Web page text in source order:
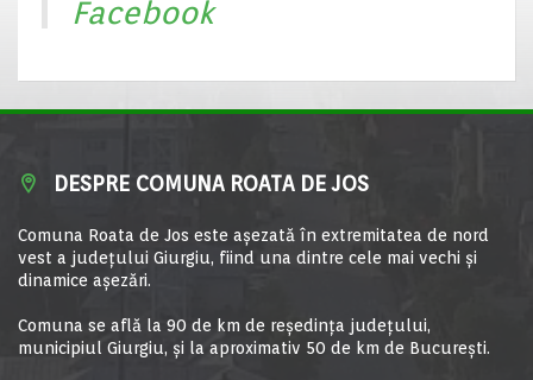
Facebook
DESPRE COMUNA ROATA DE JOS
Comuna Roata de Jos este aşezată în extremitatea de nord
vest a judeţului Giurgiu, fiind una dintre cele mai vechi şi
dinamice aşezări.
Comuna se află la 90 de km de reşedinţa judeţului,
municipiul Giurgiu, şi la aproximativ 50 de km de Bucureşti.